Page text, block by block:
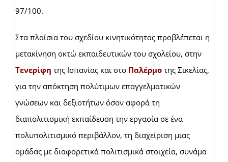
97/100.
Στα πλαίσια του σχεδίου κινητικότητας προβλέπεται η
μετακίνηση οκτώ εκπαιδευτικών του σχολείου, στην
Τενερίφη της Ισπανίας και στο Παλέρμο της Σικελίας,
για την απόκτηση πολύτιμων επαγγελματικών
γνώσεων και δεξιοτήτων όσον αφορά τη
διαπολιτισμική εκπαίδευση την εργασία σε ένα
πολυπολιτισμικό περιβάλλον, τη διαχείριση μιας
ομάδας με διαφορετικά πολιτισμικά στοιχεία, συνάμα